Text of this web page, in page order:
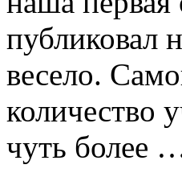
публиковал
весело.
количество
чуть более